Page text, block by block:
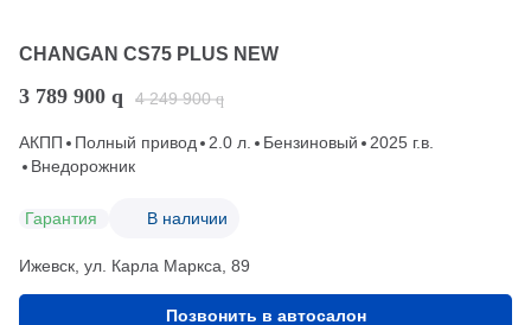
CHANGAN CS75 PLUS NEW
3 789 900 q 4 249 900 q
АКПП Полный привод 2.0 л. Бензиновый
2025 г.в.
Внедорожник
Гарантия В наличии
Ижевск, ул. Карла Маркса, 89
Позвонить в автосалон